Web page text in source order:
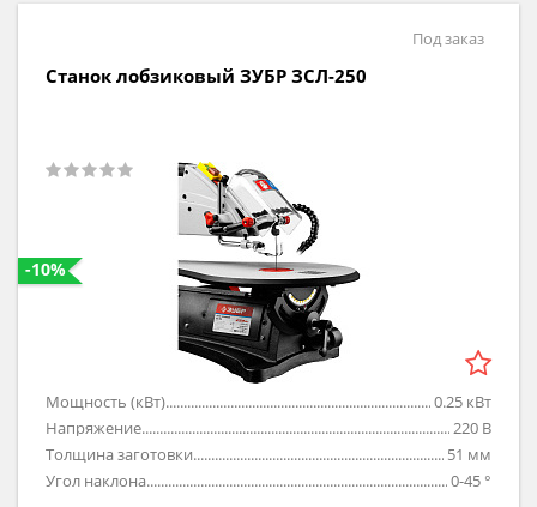
Под заказ
Станок лобзиковый ЗУБР ЗСЛ-250
-10%
Мощность (кВт) 0.25 кВт
Напряжение
220 В
Толщина заготовки
51 мм
Угол наклона
0-45 °